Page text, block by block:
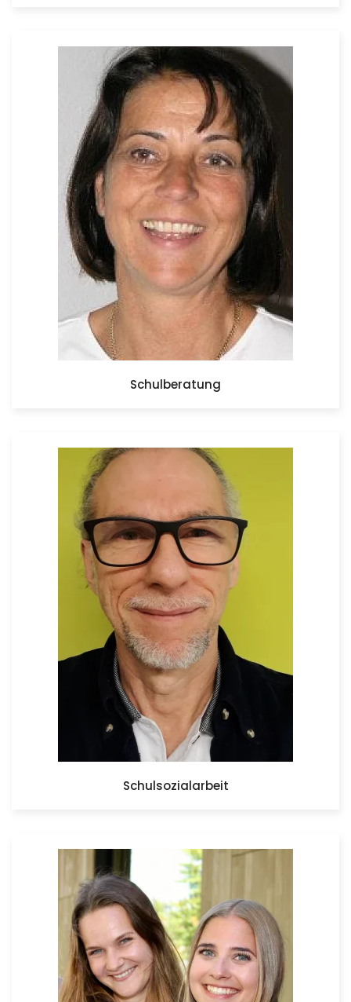
Schulberatung
Schulsozialarbeit